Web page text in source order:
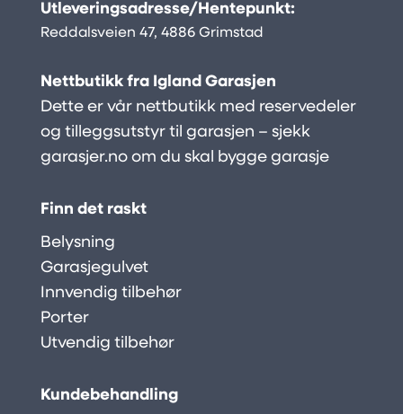
Utleveringsadresse/Hentepunkt:
Reddalsveien 47, 4886 Grimstad
Nettbutikk fra Igland Garasjen
Dette er vår nettbutikk med reservedeler
og tilleggsutstyr til garasjen – sjekk
garasjer.noom du skal bygge garasje
Finn det raskt
Belysning
Garasjegulvet
Innvendig tilbehør
Porter
Utvendig tilbehør
Kundebehandling